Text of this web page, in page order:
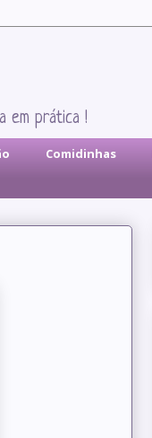
em prática !
Comidinhas